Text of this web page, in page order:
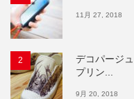
11月 27, 2018
デコパージ
プリン...
9月 20, 2018